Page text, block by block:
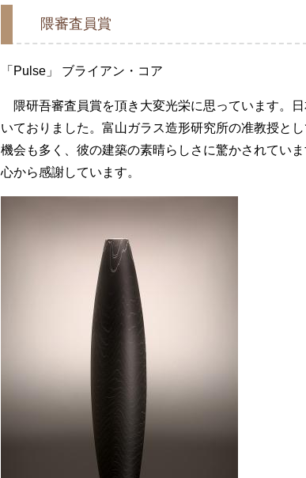
隈審査員賞
「Pulse」 ブライアン・コア
隈研吾審査員賞を頂き大変光栄に思っています。
いておりました。富山ガラス造形研究所の准教授と
機会も多く、彼の建築の素晴らしさに驚かされてい
心から感謝しています。